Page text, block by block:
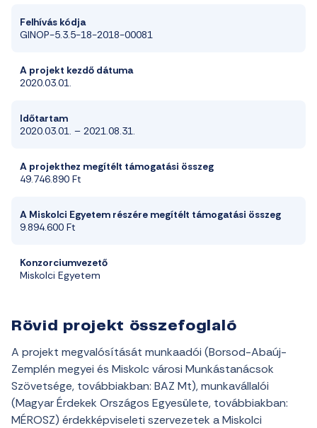
Felhívás kódja
GINOP-5.3.5-18-2018-00081
A projekt kezdő dátuma
2020.03.01.
Időtartam
2020.03.01. – 2021.08.31.
A projekthez megítélt támogatási összeg
49.746.890 Ft
A Miskolci Egyetem részére megítélt támogatási összeg
9.894.600 Ft
Konzorciumvezető
Miskolci Egyetem
Rövid projekt összefoglaló
A projekt megvalósítását munkaadói (Borsod-Abaúj-
Zemplén megyei és Miskolc városi Munkástanácsok
Szövetsége, továbbiakban: BAZ Mt), munkavállalói
(Magyar Érdekek Országos Egyesülete, továbbiakban:
MÉROSZ) érdekképviseleti szervezetek a Miskolci